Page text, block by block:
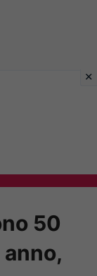
50